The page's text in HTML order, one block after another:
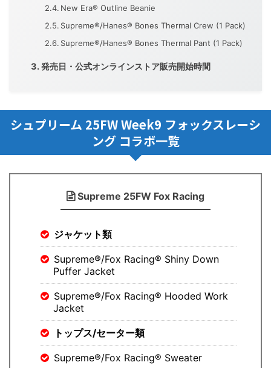
New Era® Outline Beanie
Supreme®/Hanes® Bones Thermal Crew (1 Pack)
Supreme®/Hanes® Bones Thermal Pant (1 Pack)
発売日・公式オンラインストア販売開始時間
シュプリーム 25FW Week9 フォックスレーシ
ング コラボ一覧
Supreme 25FW Fox Racing
ジャケット類
Supreme®/Fox Racing® Shiny Down
Puffer Jacket
Supreme®/Fox Racing® Hooded Work
Jacket
トップス/セーター類
Supreme®/Fox Racing® Sweater